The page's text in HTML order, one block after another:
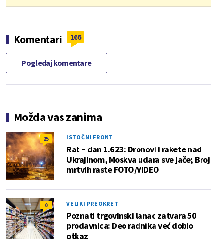
Komentari 166
Pogledaj komentare
Možda vas zanima
25 ISTOČNI FRONT
Rat – dan 1.623: Dronovi i rakete nad
Ukrajinom, Moskva udara sve jače; Broj
mrtvih raste FOTO/VIDEO
0 VELIKI PREOKRET
Poznati trgovinski lanac zatvara 50
prodavnica: Deo radnika već dobio
otkaz